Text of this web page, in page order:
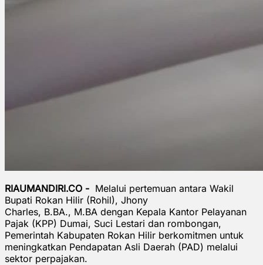
RIAUMANDIRI.CO - Melalui pertemuan antara Wakil
Bupati Rokan Hilir (Rohil), Jhony
Charles, B.BA., M.BA dengan Kepala Kantor Pelayanan
Pajak (KPP) Dumai, Suci Lestari dan rombongan,
Pemerintah Kabupaten Rokan Hilir berkomitmen untuk
meningkatkan Pendapatan Asli Daerah (PAD) melalui
sektor perpajakan.